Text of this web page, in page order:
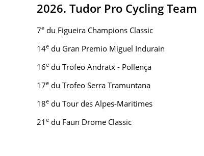
2026. Tudor Pro Cycling Team
7e du Figueira Champions Classic
14e du Gran Premio Miguel Indurain
16e du Trofeo Andratx - Pollença
17e du Trofeo Serra Tramuntana
18e du Tour des Alpes-Maritimes
21 e du Faun Drome Classic